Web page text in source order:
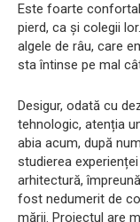
Este foarte
pierd, ca și colegii
algele de râu, care
sta întinse pe mal
Desigur, odată cu
tehnologic, atenția
abia acum, după
studierea
arhitectură,
fost nedumerit de
mării. Proiectul are